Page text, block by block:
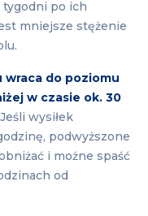
po ich
mniejsze stężenie
do poziomu
w czasie ok. 30
Jeśli wysiłek
podwyższone
i możne spaść
od